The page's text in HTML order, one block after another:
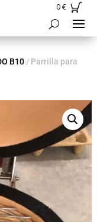
0€
B10/ Parrilla para